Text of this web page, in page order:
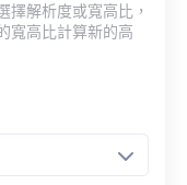
擇解析度或寬高比，
寬高比計算新的高